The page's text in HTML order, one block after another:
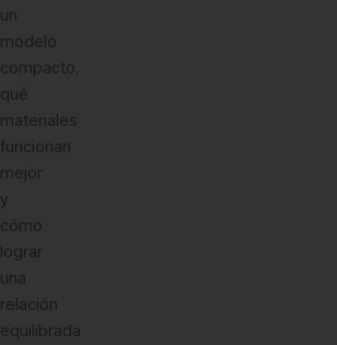
un
modelo
compacto,
qué
materiales
funcionan
mejor
y
cómo
lograr
una
relación
equilibrada